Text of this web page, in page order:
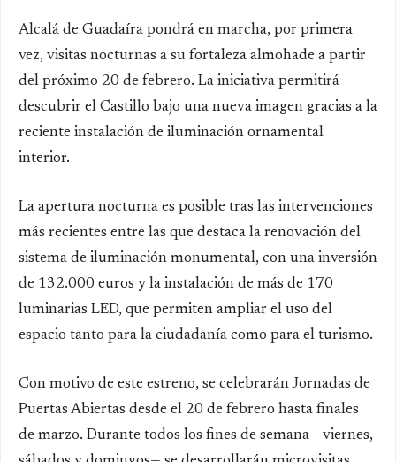
Alcalá de Guadaíra pondrá en marcha, por primera
vez, visitas nocturnas a su fortaleza almohade a partir
del próximo 20 de febrero. La iniciativa permitirá
descubrir el Castillo bajo una nueva imagen gracias a la
reciente instalación de iluminación ornamental
interior.
La apertura nocturna es posible tras las intervenciones
más recientes entre las que destaca la renovación del
sistema de iluminación monumental, con una inversión
de 132.000 euros y la instalación de más de 170
luminarias LED, que permiten ampliar el uso del
espacio tanto para la ciudadanía como para el turismo.
Con motivo de este estreno, se celebrarán Jornadas de
Puertas Abiertas desde el 20 de febrero hasta finales
de marzo. Durante todos los fines de semana —viernes,